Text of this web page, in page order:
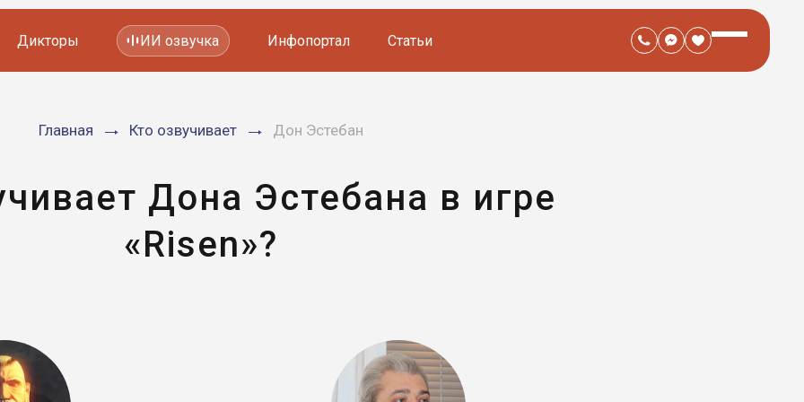
Мультфильмов
Дикторы ИИ озвучка Инфопортал Статьи
Главная Кто озвучивает Дон Эстебан
Дона Эстебана в игре
«Risen»?